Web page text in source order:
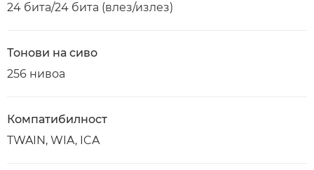
24 бита/24 бита (влез/излез)
Тонови на сиво
256 нивоа
Компатибилност
TWAIN, WIA, ICA